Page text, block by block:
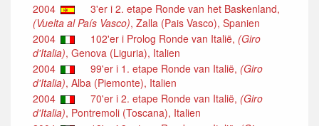
2004
3'er i 2. etape Ronde van het Baskenland,
(Vuelta al País Vasco), Zalla (Pais Vasco), Spanien
2004
102'er i Prolog Ronde van Italië, (Giro
d'Italia), Genova (Liguria), Italien
2004
99'er i 1. etape Ronde van Italië, (Giro
d'Italia), Alba (Piemonte), Italien
2004
70'er i 2. etape Ronde van Italië, (Giro
d'Italia), Pontremoli (Toscana), Italien